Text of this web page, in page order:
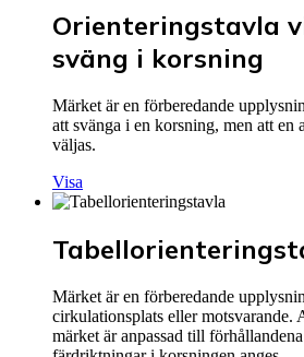
Orienteringstavla
sväng i korsning
Märket är en förberedande
att svänga i en korsning, men att en
väljas.
Visa
Märket är en förberedande
cirkulationsplats eller motsvarande.
märket är anpassad till